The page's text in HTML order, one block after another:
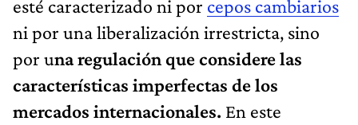
esté caracterizado ni por cepos cambiarios
ni por una liberalización irrestricta, sino
por una regulación que considere las
características imperfectas de los
mercados internacionales. En este